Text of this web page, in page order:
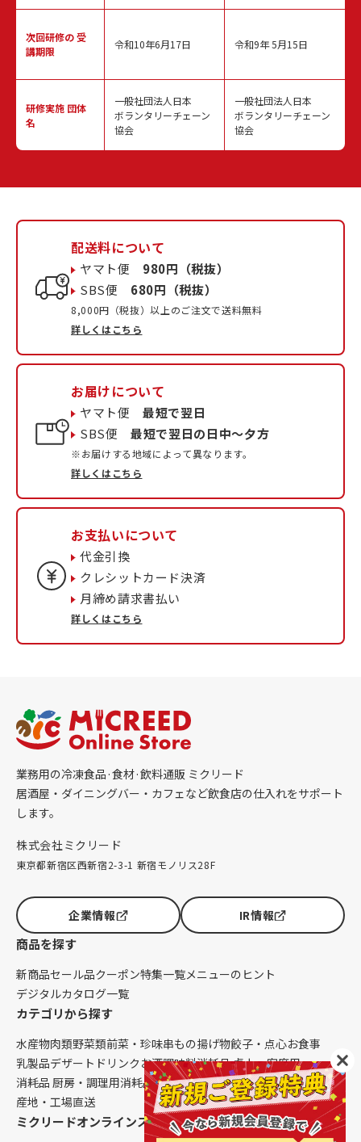
次回研修の受
講期限
研修実施 団体
名
令和10年6月17日
一般社団法人日本
ボランタリーチェーン
協会
令和9年 5月15日
一般社団法人日本
ボランタリーチェーン
協会
配送料について
ヤマト便 980円（税抜）
SBS便 680円（税抜）
8,000円（税抜）以上のご注文で送料無料
詳しくはこちら
お届けについて
ヤマト便最短で翌日
SBS便最短で翌日の日中〜夕方
※お届けする地域によって異なります。
詳しくはこちら
お支払いについて
代金引換
クレシットカード決済
月締め請求書払い
詳しくはこちら
業務用の冷凍食品·食材·飲料通販 ミクリード
居酒屋・ダイニングバー・カフェなど飲食店の仕入れをサポート
します。
株式会社ミクリード
東京都新宿区西新宿2-3-1 新宿モノリス28F
企業情報 IR情報
商品を探す
新商品セール品クーポン特集一覧メニューのヒント
デジタルカタログ一覧
カテゴリから探す
水産物肉類野菜類前菜・珍味串もの揚げ物餃子・点心お食事
乳製品デザート ドリンク お酒調味料消耗品 卓上・客席用
消耗品 厨房・調理用消耗品 クレンリネス生鮮品（配送便限定）
産地・工場直送
ミクリードオンラインストアについて